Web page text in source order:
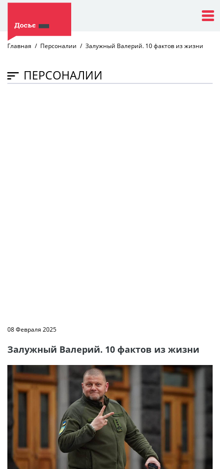
Главная Персоналии Залужный Валерий. 10 фактов из жизни
ПЕРСОНАЛИИ
08 Февраля 2025
Залужный Валерий. 10 фактов из жизни